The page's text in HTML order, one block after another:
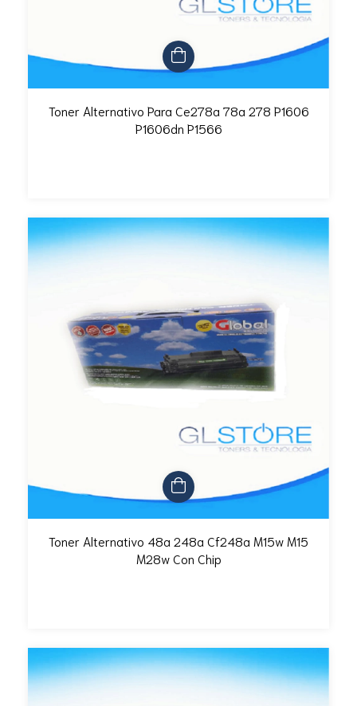
Toner Alternativo Para Ce278a 78a 278 P1606
P1606dn P1566
Toner Alternativo 48a 248a Cf248a M15w M15
M28w Con Chip